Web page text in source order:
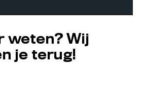
weten? Wij
je terug!